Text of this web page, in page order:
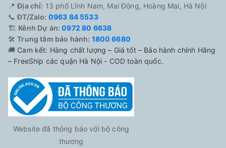
📍Địa chỉ: 13 phố Lĩnh Nam, Mai Động, Hoàng Mai, Hà Nội
📞ĐT/Zalo: 0963 84 5533
🏗️ Kênh Dự án: 0972 80 6638
🛠️Trung tâm bảo hành: 1800 6680
🚚 Cam kết: Hàng chất lượng – Giá tốt – Bảo hành chính Hãng
– FreeShip các quận Hà Nội - COD toàn quốc.
Website đã thông báo với bộ công
thương